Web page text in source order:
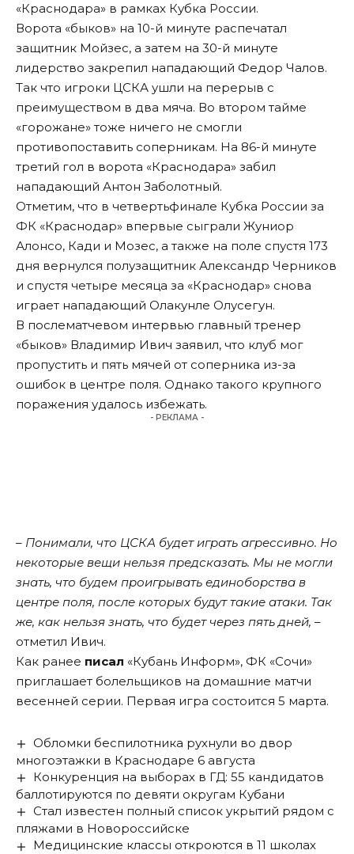
«Краснодара» в рамках Кубка России.
Ворота «быков» на 10-й минуте распечатал
защитник Мойзес, а затем на 30-й минуте
лидерство закрепил нападающий Федор Чалов.
Так что игроки ЦСКА ушли на перерыв с
преимуществом в два мяча. Во втором тайме
«горожане» тоже ничего не смогли
противопоставить соперникам. На 86-й минуте
третий гол в ворота «Краснодара» забил
нападающий Антон Заболотный.
Отметим, что в четвертьфинале Кубка России за
ФК «Краснодар» впервые сыграли Жуниор
Алонсо, Кади и Мозес, а также на поле спустя 173
дня вернулся полузащитник Александр Черников
и спустя четыре месяца за «Краснодар» снова
играет нападающий Олакунле Олусегун.
В послематчевом интервью главный тренер
«быков» Владимир Ивич заявил, что клуб мог
пропустить и пять мячей от соперника из-за
ошибок в центре поля. Однако такого крупного
поражения удалось избежать.
- РЕКЛАМА -
– Понимали, что ЦСКА будет играть агрессивно. Но
некоторые вещи нельзя предсказать. Мы не могли
знать, что будем проигрывать единоборства в
центре поля, после которых будут такие атаки. Так
же, как нельзя знать, что будет через пять дней, –
отметил Ивич.
Как ранее писал «Кубань Информ», ФК «Сочи»
приглашает болельщиков на домашние матчи
весенней серии. Первая игра состоится 5 марта.
Обломки беспилотника рухнули во двор
многоэтажки в Краснодаре 6 августа
Конкуренция на выборах в ГД: 55 кандидатов
баллотируются по девяти округам Кубани
Стал известен полный список укрытий рядом с
пляжами в Новороссийске
Медицинские классы откроются в 11 школах